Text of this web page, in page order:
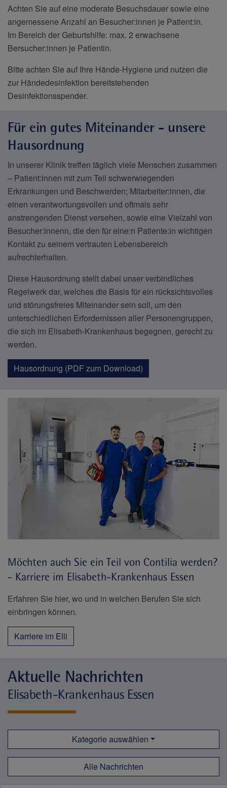
Achten Sie auf eine moderate Besuchsdauer sowie eine
angemessene Anzahl an Besucher:innen je Patient:in.
Im Bereich der Geburtshilfe: max. 2 erwachsene
Bersucher:innen je Patientin.
Bitte achten Sie auf Ihre Hände-Hygiene und nutzen die
zur Händedesinfektion bereitstehenden
Desinfektionsspender.
Für ein gutes Miteinander - unsere
Hausordnung
In unserer Klinik treffen täglich viele Menschen zusammen
– Patient:innen mit zum Teil schwerwiegenden
Erkrankungen und Beschwerden; Mitarbeiter:innen, die
einen verantwortungsvollen und oftmals sehr
anstrengenden Dienst versehen, sowie eine Vielzahl von
Besucher:innenn, die den für eine:n Patiente:in wichtigen
Kontakt zu seinem vertrauten Lebensbereich
aufrechterhalten.
Diese Hausordnung stellt dabei unser verbindliches
Regelwerk dar, welches die Basis für ein rücksichtsvolles
und störungsfreies Miteinander sein soll, um den
unterschiedlichen Erfordernissen aller Personengruppen,
die sich im Elisabeth-Krankenhaus begegnen, gerecht zu
werden.
Hausordnung (PDF zum Download)
Möchten auch Sie ein Teil von Contilia werden?
- Karriere im Elisabeth-Krankenhaus Essen
Erfahren Sie hier, wo und in welchen Berufen Sie sich
einbringen können.
Karriere im Elli
Aktuelle Nachrichten
Elisabeth-Krankenhaus Essen
Kategorie auswählen
Alle Nachrichten